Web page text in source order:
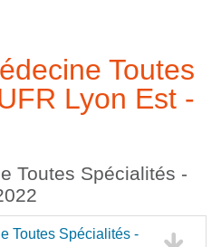
Toutes
Lyon Est -
Toutes Spécialités -
Toutes Spécialités -